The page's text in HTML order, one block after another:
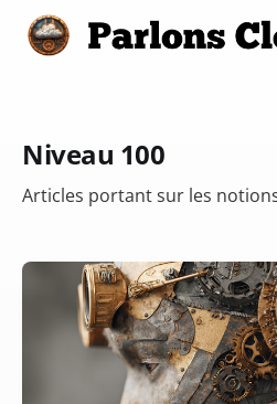
Niveau 100
Articles portant sur les